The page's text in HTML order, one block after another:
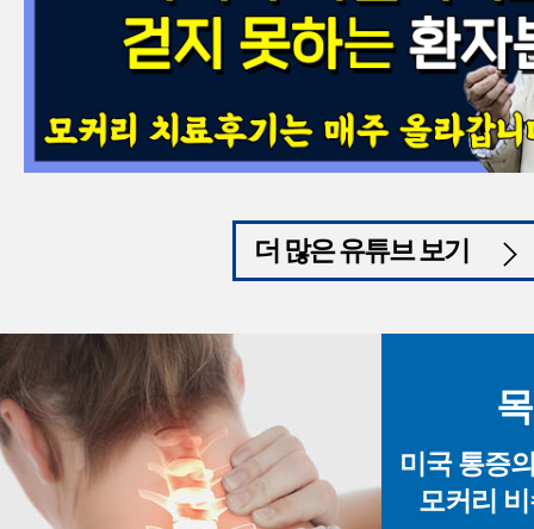
더 많은 유튜브 보기
미국 통증
모커리